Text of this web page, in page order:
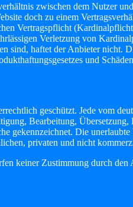
zwischen dem Nutzer
doch zu einem
Vertragspflicht
Verletzung von
sind, haftet der Anbieter nicht.
und
geschützt. Jede vom
Bearbeitung,
gekennzeichnet. Die
privaten und nicht
keiner Zustimmung durch